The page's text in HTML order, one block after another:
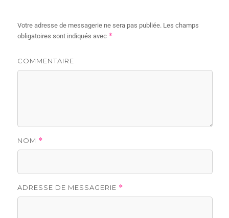
Votre adresse de messagerie ne sera pas publiée. Les champs
obligatoires sont indiqués avec *
COMMENTAIRE
NOM *
ADRESSE DE MESSAGERIE *